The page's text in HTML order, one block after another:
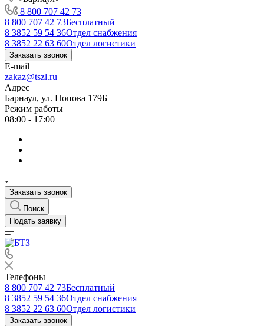
8 800 707 42 73
8 800 707 42 73Бесплатный
8 3852 59 54 36Отдел снабжения
8 3852 22 63 60Отдел логистики
Заказать звонок
E-mail
zakaz@tszl.ru
Адрес
Барнаул, ул. Попова 179Б
Режим работы
08:00 - 17:00
Заказать звонок
Поиск
Подать заявку
Телефоны
8 800 707 42 73Бесплатный
8 3852 59 54 36Отдел снабжения
8 3852 22 63 60Отдел логистики
Заказать звонок